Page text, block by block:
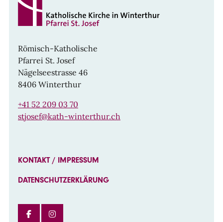
Römisch-Katholische
Pfarrei St. Josef
Nägelseestrasse 46
8406 Winterthur
+41 52 209 03 70
stjosef@kath-winterthur.ch
KONTAKT / IMPRESSUM
DATENSCHUTZERKLÄRUNG
FACEBOOK
INSTAGRAM